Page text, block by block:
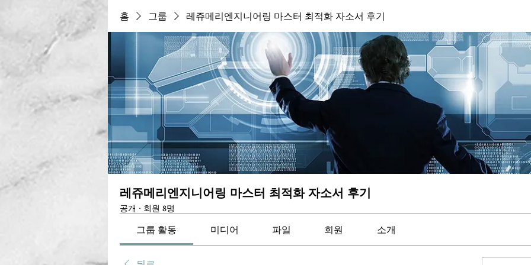
홈 그룹 레쥬메리엔지니어링 마스터 최적화 자소서 후기
레쥬메리엔지니어링 마스터 최적화 자소서 후기
공개 · 회원 8명
그룹 활동 미디어 파일 회원 소개